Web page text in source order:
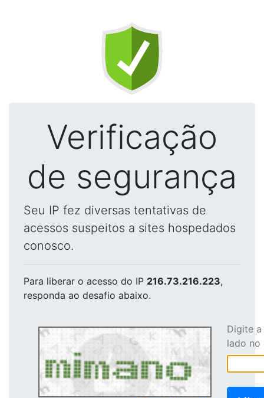
Verificação
de segurança
Seu IP fez diversas tentativas de
acessos suspeitos a sites hospedados
conosco.
Para liberar o acesso do IP 216.73.216.223,
responda ao desafio abaixo.
Digite
lado no